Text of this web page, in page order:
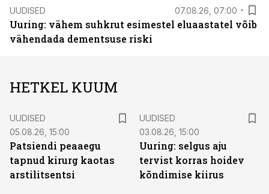
UUDISED 07.08.26, 07:00
Uuring: vähem suhkrut esimestel eluaastatel võib
vähendada dementsuse riski
HETKEL KUUM
UUDISED
05.08.26, 15:00
Patsiendi peaaegu
tapnud kirurg kaotas
arstilitsentsi
UUDISED
03.08.26, 15:00
Uuring: selgus aju
tervist korras hoidev
kõndimise kiirus